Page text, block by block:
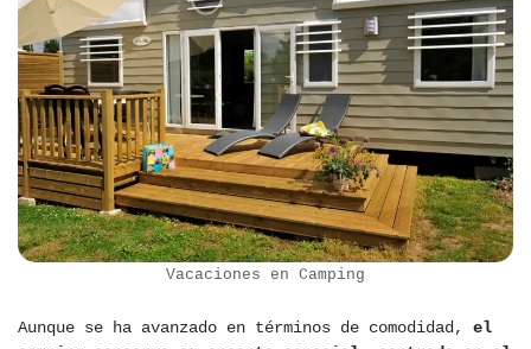
Vacaciones en Camping
Aunque se ha avanzado en términos de comodidad, el